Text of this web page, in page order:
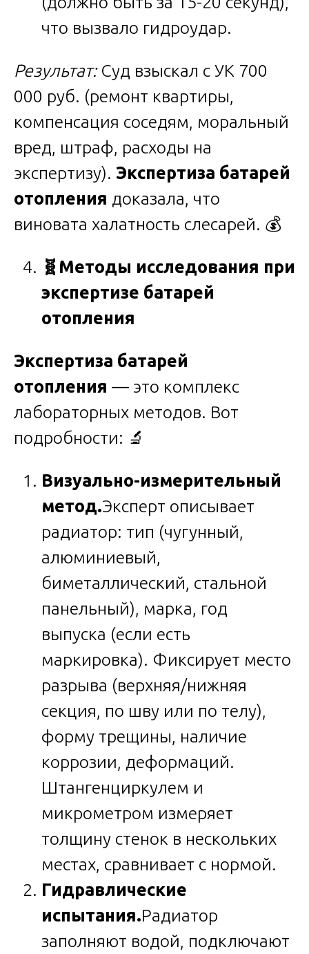
что вызвало гидроудар.
Результат:Суд взыскал с УК 700
000 руб. (ремонт квартиры,
компенсация соседям, моральный
вред, штраф, расходы на
экспертизу). Экспертиза батарей
отопления доказала, что
виновата халатность слесарей. 💰
🧬 Методы исследования при
экспертизе батарей
отопления
Экспертиза батарей
отопления — это комплекс
лабораторных методов. Вот
подробности: 🔬
Визуально-измерительный
метод.Эксперт описывает
радиатор: тип (чугунный,
алюминиевый,
биметаллический, стальной
панельный), марка, год
выпуска (если есть
маркировка). Фиксирует место
разрыва (верхняя/нижняя
секция, по шву или по телу),
форму трещины, наличие
коррозии, деформаций.
Штангенциркулем и
микрометром измеряет
толщину стенок в нескольких
местах, сравнивает с нормой.
Гидравлические
испытания.Радиатор
заполняют водой, подключают